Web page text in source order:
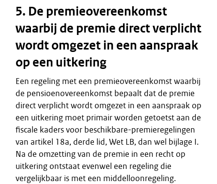
5. De premieovereenkomst
waarbij de premie direct verplicht
wordt omgezet in een aanspraak
op een uitkering
Een regeling met een premieovereenkomst waarbij
de pensioenovereenkomst bepaalt dat de premie
direct verplicht wordt omgezet in een aanspraak op
een uitkering moet primair worden getoetst aan de
fiscale kaders voor beschikbare-premieregelingen
van artikel 18a, derde lid, Wet LB, dan wel bijlage I.
Na de omzetting van de premie in een recht op
uitkering ontstaat evenwel een regeling die
vergelijkbaar is met een middelloonregeling.